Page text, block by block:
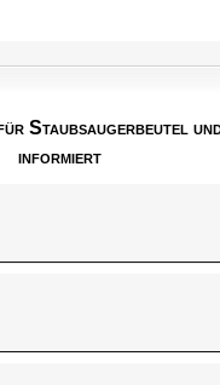
Staubsaugerbeutel
informiert